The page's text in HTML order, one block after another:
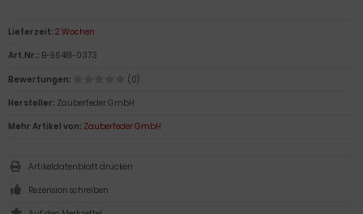
Lieferzeit: 2 Wochen
Art.Nr.: B-96481-0373
Bewertungen:
(0)
Hersteller: Zauberfeder GmbH
Mehr Artikel von: Zauberfeder GmbH
Artikeldatenblatt drucken
Rezension schreiben